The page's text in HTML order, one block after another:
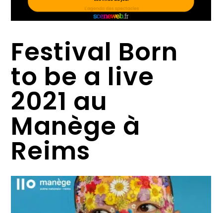
Festival Born
to be a live
2021 au
Manège à
Reims